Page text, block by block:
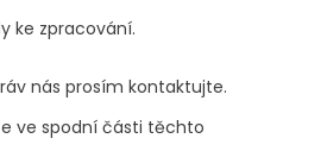
ke zpracování.
nás prosím kontaktujte.
ve spodní části těchto